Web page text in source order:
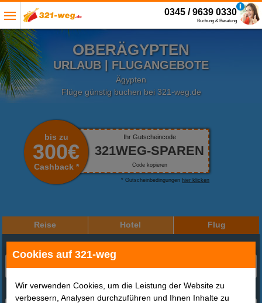
Cookies auf 321-weg
Wir verwenden Cookies, um die Leistung der Website zu
verbessern, Analysen durchzuführen und Ihnen Inhalte zu
0345 / 9639 0330
Buchung & Beratung
OBERÄGYPTEN
URLAUB | FLUGANGEBOTE
Ägypten
Flüge günstig buchen bei 321-weg.de
bis zu
300€
Cashback *
Ihr Gutscheincode
321WEG-SPAREN
Code kopieren
* Gutscheinbedingungen hier klicken
Reise Hotel Flug
Reisende